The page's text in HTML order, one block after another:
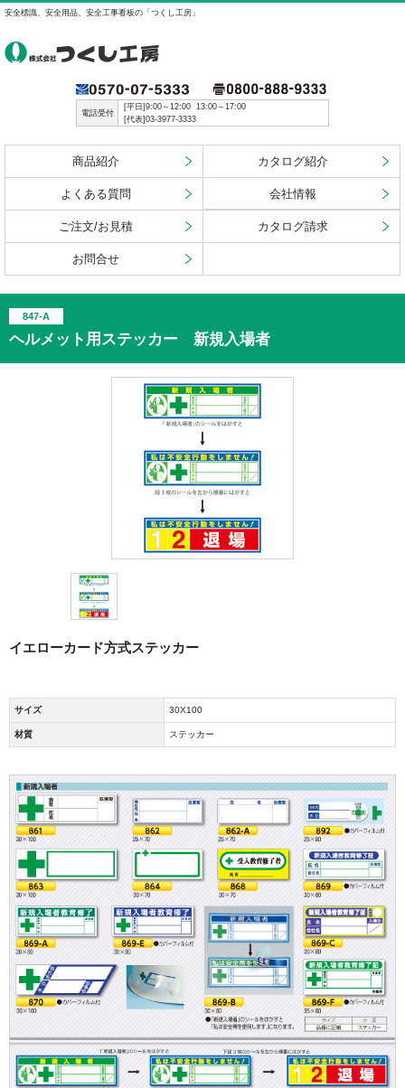
安全標識、安全用品、安全工事看板の「つくし工房」
電話受付
[平日]9:00～12:00 13:00～17:00
[代表]03-3977-3333
商品紹介 カタログ紹介
よくある質問 会社情報
ご注文/お見積 カタログ請求
お問合せ
847-A
ヘルメット用ステッカー 新規入場者
イエローカード方式ステッカー
サイズ 30X100
材質 ステッカー